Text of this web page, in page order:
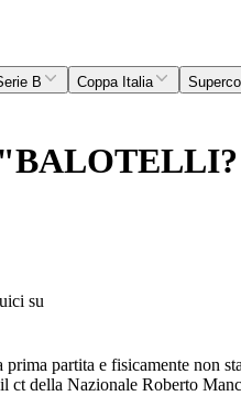
B Coppa Italia
su
partita e fisicamente non
ct della Nazionale Roberto